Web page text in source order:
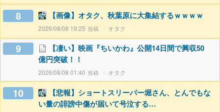
8 【画像】オタク、秋葉原に大集結するｗｗｗｗ
2026/08/08 19:25 オタク
9
【凄い】映画『ちいかわ』公開14日間で興収50
億円突破！！
2026/08/08 01:40 オタク
10
【悲報】ショートスリーパー堀さん、とんでもな
い量の誹謗中傷が届いて号泣する…